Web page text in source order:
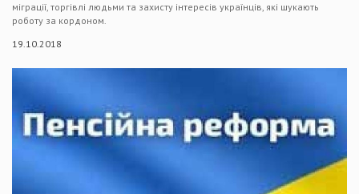
міграції, торгівлі людьми та захисту інтересів українців, які шукають
роботу за кордоном.
19.10.2018